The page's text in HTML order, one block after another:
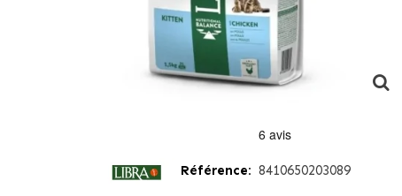
Référence: 8410650203089